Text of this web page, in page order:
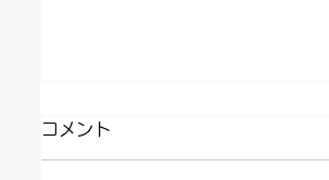
コメント